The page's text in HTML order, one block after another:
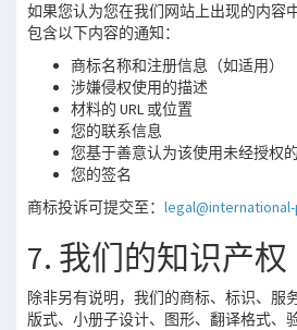
如果您认为您在我们网站上出现的内容
包含以下内容的通知：
商标名称和注册信息（如适用）
涉嫌侵权使用的描述
材料的 URL 或位置
您的联系信息
您基于善意认为该使用未经授权
您的签名
商标投诉可提交至：
7. 我们的知识产权
除非另有说明，我们的商标、标识、服
版式、小册子设计、图形、翻译格式、